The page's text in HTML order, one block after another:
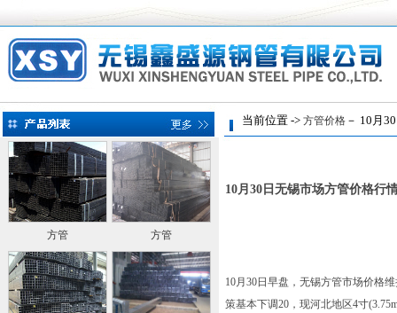
方管 方管
当前位置 -> 方管价格 － 10月
10月30日无锡市场方管价格行
10月30日早盘，无锡方管市场价格
策基本下调20，现河北地区4寸